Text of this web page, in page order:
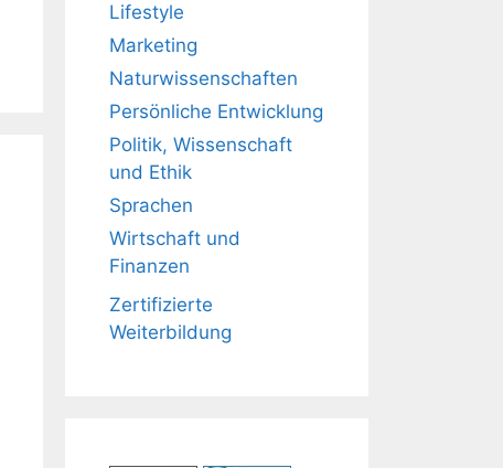
Lifestyle
Marketing
Naturwissenschaften
Persönliche Entwicklung
Politik, Wissenschaft
und Ethik
Sprachen
Wirtschaft und
Finanzen
Zertifizierte
Weiterbildung